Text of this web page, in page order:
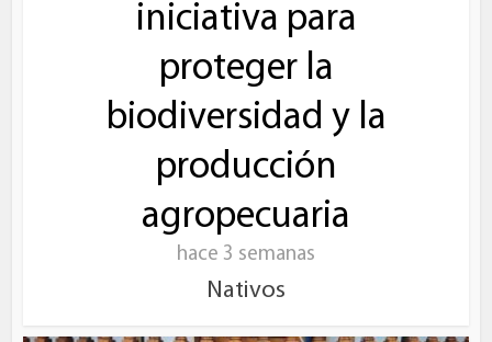
iniciativa para
proteger la
biodiversidad y la
producción
agropecuaria
hace 3 semanas
Nativos